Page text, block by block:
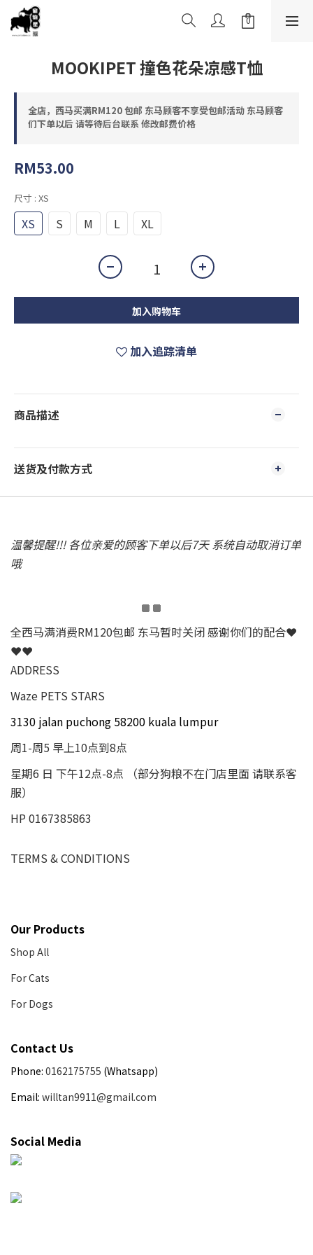
MOOKIPET 撞色花朵凉感T恤
全店，西马买满RM120 包邮 东马顾客不享受包邮活动 东马顾客
们下单以后 请等待后台联系 修改邮费价格
RM53.00
尺寸 : XS
XS S M L XL
加入购物车
加入追踪清单
商品描述
送货及付款方式
温馨提醒!!! 各位亲爱的顾客下单以后7天 系统自动取消订单
哦
全西马满消费RM120包邮 东马暂时关闭 感谢你们的配合❤
❤❤
ADDRESS
Waze PETS STARS
3130 jalan puchong 58200 kuala lumpur
周1-周5 早上10点到8点
星期6 日 下午12点-8点 （部分狗粮不在门店里面 请联系客
服）
HP 0167385863
TERMS & CONDITIONS
Our Products
Shop All
For Cats
For Dogs
Contact Us
Phone: 0162175755 (Whatsapp)
Email: willtan9911@gmail.com
Social Media